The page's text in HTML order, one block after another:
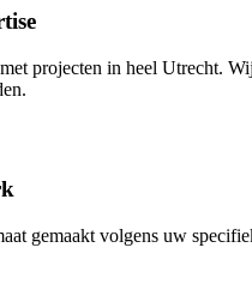
projecten in heel Utrecht.
gemaakt volgens uw